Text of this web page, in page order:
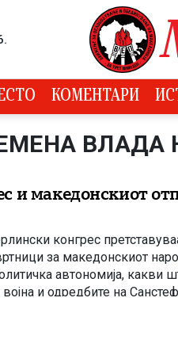
КОМЕНТАРИ
ВЛАДА
и македонскиот
конгрес
за македонскиот
автономија, какви
војна и одредбите на
останала под власта на